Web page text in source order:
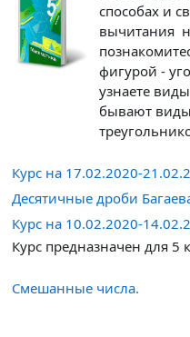
способах и
вычитания
фигурой -
узнаете
бывают
Курс на 17.02.2020-
Десятичные дроби
Курс на 10.02.2020-
Курс предназначен для 5
Смешанные числа.